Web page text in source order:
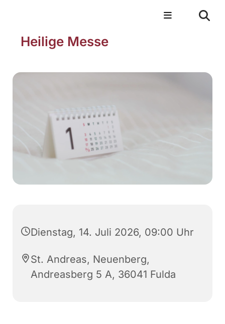
Heilige Messe
Dienstag, 14. Juli 2026, 09:00 Uhr
St. Andreas, Neuenberg,
Andreasberg 5 A, 36041 Fulda